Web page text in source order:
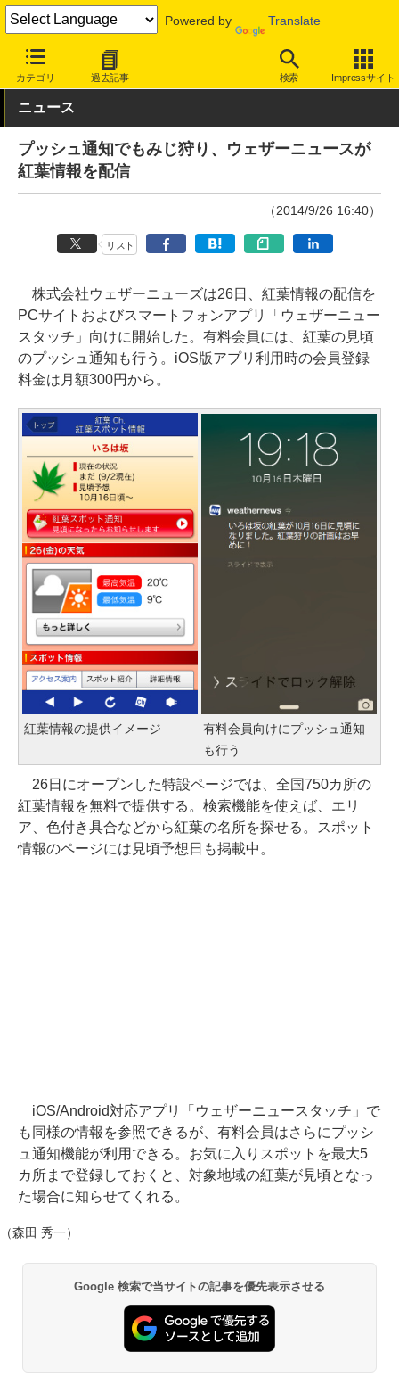
Powered by Translate
カテゴリ 過去記事 検索 Impressサイト
INTERNET Watch サービス/ソフト サービス ニュース/生活
ニュース
プッシュ通知でもみじ狩り、ウェザーニュースが
紅葉情報を配信
（2014/9/26 16:40）
リスト
株式会社ウェザーニューズは26日、紅葉情報の配信を
PCサイトおよびスマートフォンアプリ「ウェザーニュー
スタッチ」向けに開始した。有料会員には、紅葉の見頃
のプッシュ通知も行う。iOS版アプリ利用時の会員登録
料金は月額300円から。
紅葉情報の提供イメージ
有料会員向けにプッシュ通知
も行う
26日にオープンした特設ページでは、全国750カ所の
紅葉情報を無料で提供する。検索機能を使えば、エリ
ア、色付き具合などから紅葉の名所を探せる。スポット
情報のページには見頃予想日も掲載中。
iOS/Android対応アプリ「ウェザーニュースタッチ」で
も同様の情報を参照できるが、有料会員はさらにプッシ
ュ通知機能が利用できる。お気に入りスポットを最大5
カ所まで登録しておくと、対象地域の紅葉が見頃となっ
た場合に知らせてくれる。
（森田 秀一）
Google 検索で当サイトの記事を優先表示させる